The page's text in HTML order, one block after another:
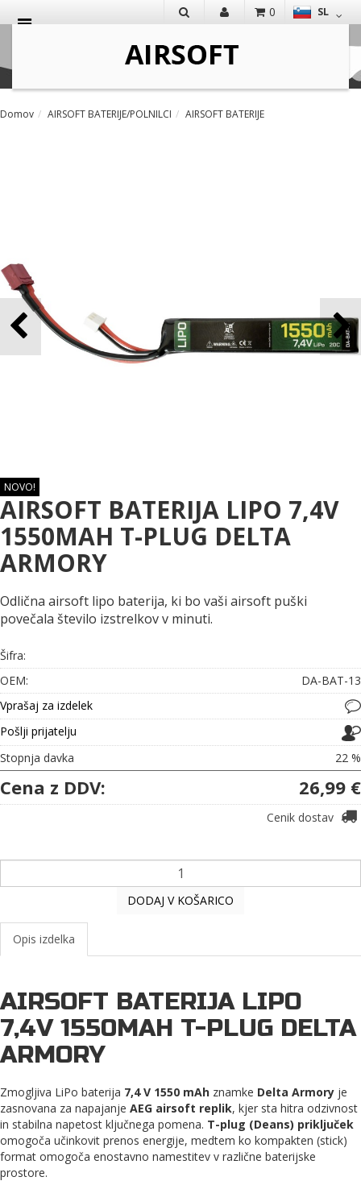
SL
0
Domov AIRSOFT BATERIJE/POLNILCI AIRSOFT BATERIJE
NOVO!
AIRSOFT BATERIJA LIPO 7,4V
1550MAH T-PLUG DELTA
ARMORY
Odlična airsoft lipo baterija, ki bo vaši airsoft puški
povečala število izstrelkov v minuti.
Šifra:
OEM:
DA-BAT-13
Vprašaj za izdelek
Pošlji prijatelju
Stopnja davka
22 %
Cena z DDV: 26,99 €
Cenik dostav
DODAJ V KOŠARICO
Opis izdelka
AIRSOFT BATERIJA LIPO
7,4V 1550MAH T-PLUG DELTA
ARMORY
Zmogljiva LiPo baterija 7,4 V 1550 mAh znamke Delta Armory je
zasnovana za napajanje AEG airsoft replik, kjer sta hitra odzivnost
in stabilna napetost ključnega pomena. T-plug (Deans) priključek
omogoča učinkovit prenos energije, medtem ko kompakten (stick)
format omogoča enostavno namestitev v različne baterijske
prostore.